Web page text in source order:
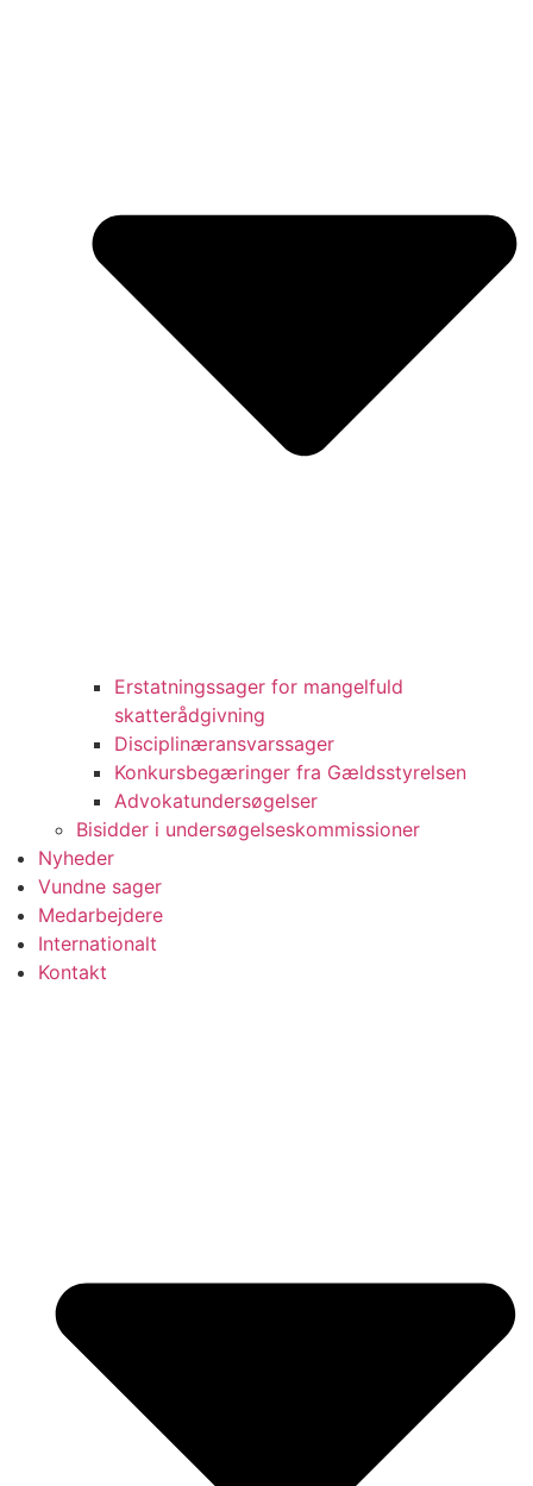
Erstatningssager for mangelfuld
skatterådgivning
Disciplinæransvarssager
Konkursbegæringer fra Gældsstyrelsen
Advokatundersøgelser
Bisidder i undersøgelseskommissioner
Nyheder
Vundne sager
Medarbejdere
Internationalt
Kontakt